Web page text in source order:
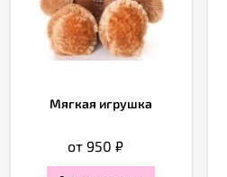
Мягкая игрушка
от 950₽